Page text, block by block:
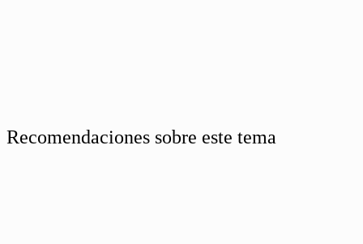
Recomendaciones sobre este tema